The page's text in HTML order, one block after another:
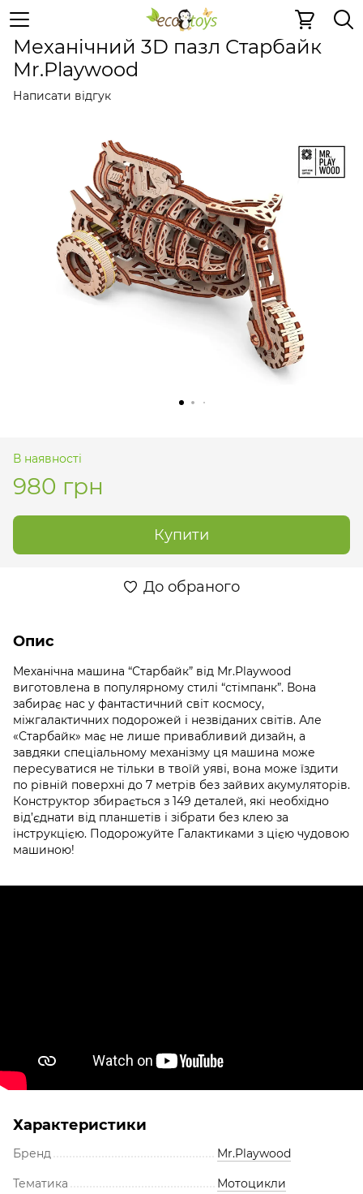
Дерев'яні конструктори Механічні 3D пазли
Механічний 3D пазл Старбайк
Mr.Playwood
Написати відгук
В наявності
980 грн
Купити
До обраного
Опис
Механічна машина “Старбайк” від Mr.Playwood
виготовлена в популярному стилі “стімпанк”. Вона
забирає нас у фантастичний світ космосу,
міжгалактичних подорожей і незвіданих світів. Але
«Старбайк» має не лише привабливий дизайн, а
завдяки спеціальному механізму ця машина може
пересуватися не тільки в твоїй уяві, вона може їздити
по рівній поверхні до 7 метрів без зайвих акумуляторів.
Конструктор збирається з 149 деталей, які необхідно
від’єднати від планшетів і зібрати без клею за
інструкцією. Подорожуйте Галактиками з цією чудовою
машиною!
Характеристики
Бренд Mr.Playwood
Тематика Мотоцикли